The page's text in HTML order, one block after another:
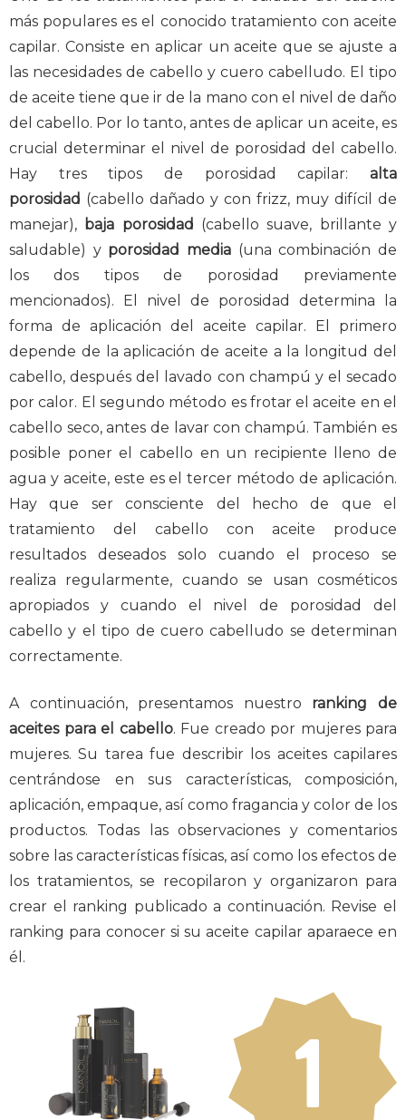
más populares es el conocido tratamiento con aceite
capilar. Consiste en aplicar un aceite que se ajuste a
las necesidades de cabello y cuero cabelludo. El tipo
de aceite tiene que ir de la mano con el nivel de daño
del cabello. Por lo tanto, antes de aplicar un aceite, es
crucial determinar el nivel de porosidad del cabello.
Hay tres tipos de porosidad capilar: alta
porosidad (cabello dañado y con frizz, muy difícil de
manejar), baja porosidad (cabello suave, brillante y
saludable) y porosidad media (una combinación de
los dos tipos de porosidad previamente
mencionados). El nivel de porosidad determina la
forma de aplicación del aceite capilar. El primero
depende de la aplicación de aceite a la longitud del
cabello, después del lavado con champú y el secado
por calor. El segundo método es frotar el aceite en el
cabello seco, antes de lavar con champú. También es
posible poner el cabello en un recipiente lleno de
agua y aceite, este es el tercer método de aplicación.
Hay que ser consciente del hecho de que el
tratamiento del cabello con aceite produce
resultados deseados solo cuando el proceso se
realiza regularmente, cuando se usan cosméticos
apropiados y cuando el nivel de porosidad del
cabello y el tipo de cuero cabelludo se determinan
correctamente.
A continuación, presentamos nuestro ranking de
aceites para el cabello. Fue creado por mujeres para
mujeres. Su tarea fue describir los aceites capilares
centrándose en sus características, composición,
aplicación, empaque, así como fragancia y color de los
productos. Todas las observaciones y comentarios
sobre las características físicas, así como los efectos de
los tratamientos, se recopilaron y organizaron para
crear el ranking publicado a continuación. Revise el
ranking para conocer si su aceite capilar aparaece en
él.